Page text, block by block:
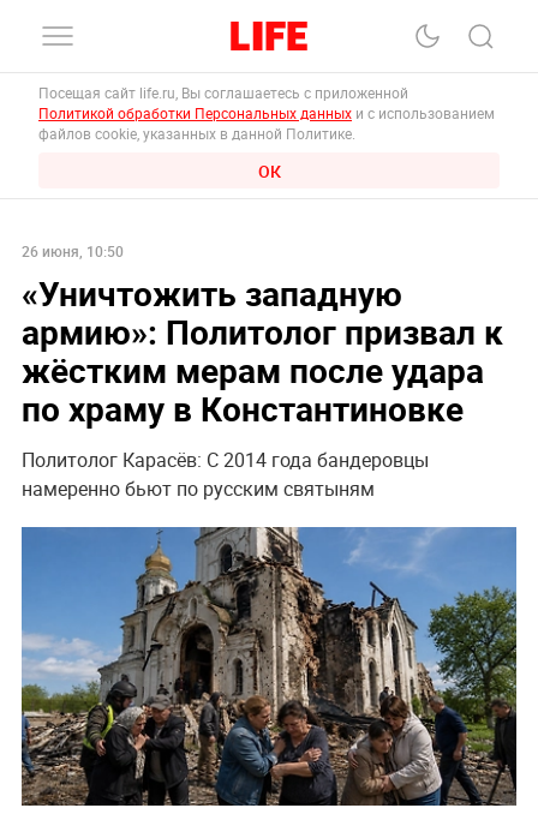
Посещая сайт life.ru, Вы соглашаетесь с приложенной
Политикой обработки Персональных данных и с использованием
файлов cookie, указанных в данной Политике.
ОК
26 июня, 10:50
«Уничтожить западную
армию»: Политолог призвал к
жёстким мерам после удара
по храму в Константиновке
Политолог Карасёв: С 2014 года бандеровцы
намеренно бьют по русским святыням